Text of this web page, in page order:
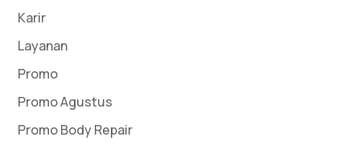
Karir
Layanan
Promo
Promo Agustus
Promo Body Repair